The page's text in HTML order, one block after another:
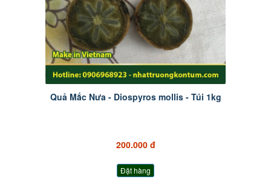
Quả Mắc Nưa - Diospyros mollis - Túi 1kg
200.000 đ
Đặt hàng